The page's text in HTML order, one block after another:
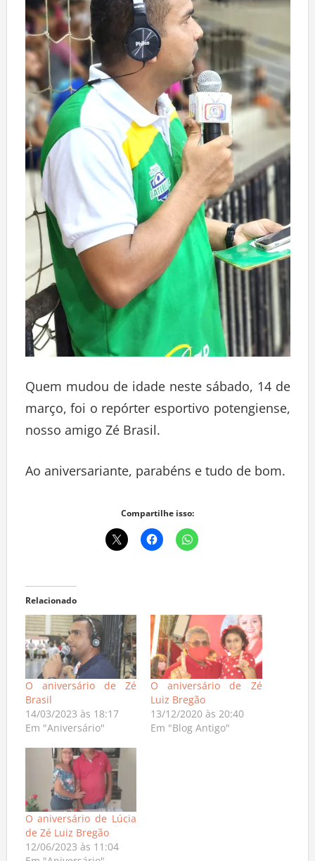
Quem mudou de idade neste sábado, 14 de
março, foi o repórter esportivo potengiense,
nosso amigo Zé Brasil.
Ao aniversariante, parabéns e tudo de bom.
Compartilhe isso:
Relacionado
O aniversário de Zé
Brasil
14/03/2023 às 18:17
Em "Aniversário"
O aniversário de Zé
Luiz Bregão
13/12/2020 às 20:40
Em "Blog Antigo"
O aniversário de Lúcia
de Zé Luiz Bregão
12/06/2023 às 11:04